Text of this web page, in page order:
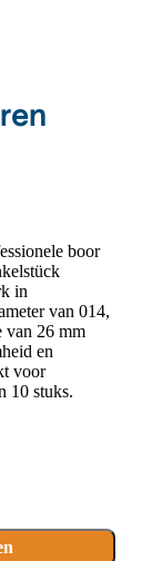
boor
in
van 014,
van 26 mm
en
voor
10 stuks.